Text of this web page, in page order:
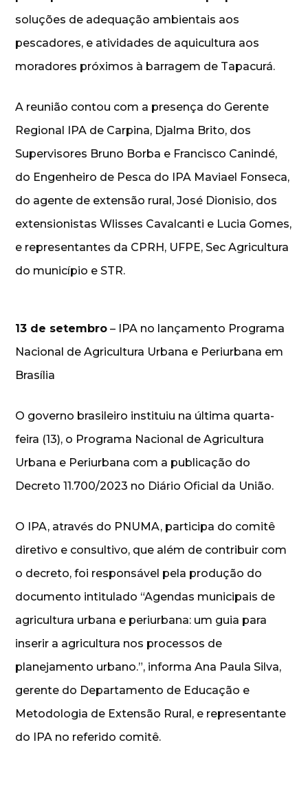
soluções de adequação ambientais aos
pescadores, e atividades de aquicultura aos
moradores próximos à barragem de Tapacurá.
A reunião contou com a presença do Gerente
Regional IPA de Carpina, Djalma Brito, dos
Supervisores Bruno Borba e Francisco Canindé,
do Engenheiro de Pesca do IPA Maviael Fonseca,
do agente de extensão rural, José Dionisio, dos
extensionistas Wlisses Cavalcanti e Lucia Gomes,
e representantes da CPRH, UFPE, Sec Agricultura
do município e STR.
13 de setembro – IPA no lançamento Programa
Nacional de Agricultura Urbana e Periurbana em
Brasília
O governo brasileiro instituiu na última quarta-
feira (13), o Programa Nacional de Agricultura
Urbana e Periurbana com a publicação do
Decreto 11.700/2023 no Diário Oficial da União.
O IPA, através do PNUMA, participa do comitê
diretivo e consultivo, que além de contribuir com
o decreto, foi responsável pela produção do
documento intitulado “Agendas municipais de
agricultura urbana e periurbana: um guia para
inserir a agricultura nos processos de
planejamento urbano.”, informa Ana Paula Silva,
gerente do Departamento de Educação e
Metodologia de Extensão Rural, e representante
do IPA no referido comitê.